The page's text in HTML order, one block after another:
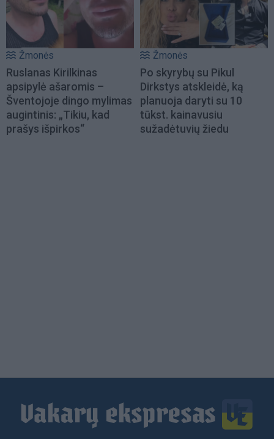
Žmonės
Ruslanas Kirilkinas
apsipylė ašaromis –
Šventojoje dingo mylimas
augintinis: „Tikiu, kad
prašys išpirkos“
Žmonės
Po skyrybų su Pikul
Dirkstys atskleidė, ką
planuoja daryti su 10
tūkst. kainavusiu
sužadėtuvių žiedu